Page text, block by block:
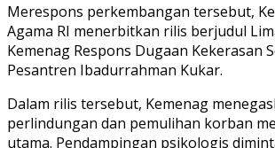
Merespons perkembangan tersebut,
Agama RI menerbitkan rilis berjudul
Kemenag Respons Dugaan Kekerasan
Pesantren Ibadurrahman Kukar.
Dalam rilis tersebut, Kemenag
perlindungan dan pemulihan korban
utama. Pendampingan psikologis